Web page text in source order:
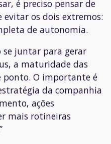
é preciso pensar de
os dois extremos:
de autonomia.
se juntar para gerar
a maturidade das
ponto. O importante é
da companhia
ações
mais rotineiras